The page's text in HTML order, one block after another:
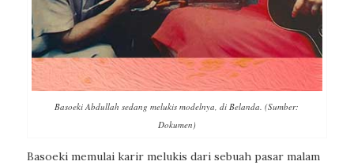
Basoeki Abdullah sedang melukis modelnya, di Belanda. (Sumber:
Dokumen)
Basoeki memulai karir melukis dari sebuah pasar malam